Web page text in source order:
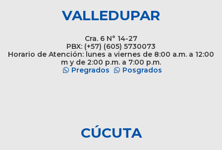
VALLEDUPAR
Cra. 6 N° 14-27
PBX: (+57) (605) 5730073
Horario de Atención: lunes a viernes de 8:00 a.m. a 12:00
m y de 2:00 p.m. a 7:00 p.m.
Pregrados
Posgrados
CÚCUTA